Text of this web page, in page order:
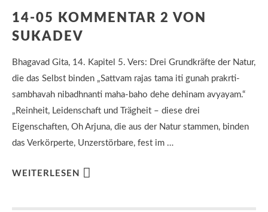
14-05 KOMMENTAR 2 VON
SUKADEV
Bhagavad Gita, 14. Kapitel 5. Vers: Drei Grundkräfte der Natur,
die das Selbst binden „Sattvam rajas tama iti gunah prakrti-
sambhavah nibadhnanti maha-baho dehe dehinam avyayam.“
„Reinheit, Leidenschaft und Trägheit – diese drei
Eigenschaften, Oh Arjuna, die aus der Natur stammen, binden
das Verkörperte, Unzerstörbare, fest im …
WEITERLESEN